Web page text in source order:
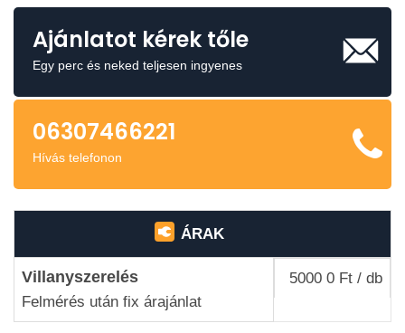
Ajánlatot kérek tőle
Egy perc és neked teljesen ingyenes
06307466221
Hívás telefonon
ÁRAK
Villanyszerelés
Felmérés után fix árajánlat
5000 0 Ft / db